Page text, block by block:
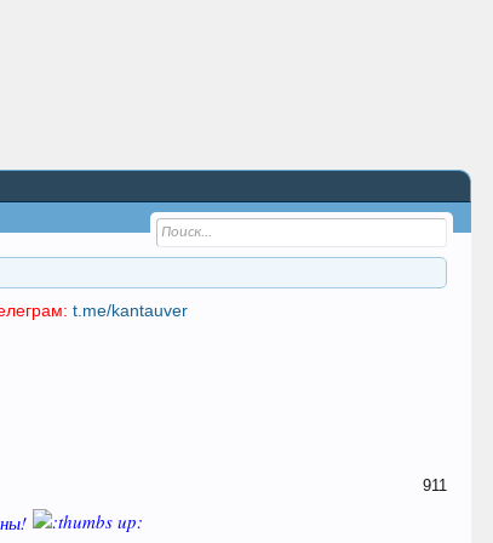
t.me/kantauver
911